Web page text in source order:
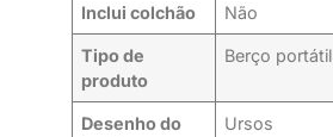
Inclui colchão Não
Tipo de
produto
Berço portátil
Desenho do
Ursos